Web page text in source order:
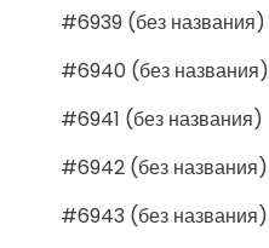
#6939 (без названия)
#6940 (без названия)
#6941 (без названия)
#6942 (без названия)
#6943 (без названия)